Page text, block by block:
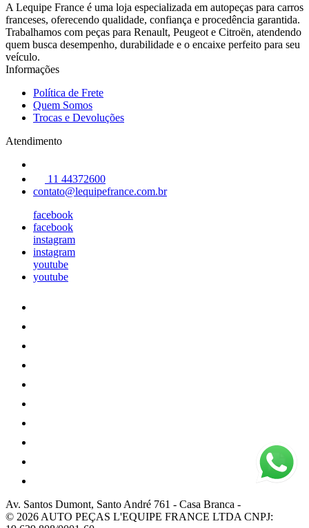
A Lequipe France é uma loja especializada em autopeças para carros
franceses, oferecendo qualidade, confiança e procedência garantida.
Trabalhamos com peças para Renault, Peugeot e Citroën, atendendo
quem busca desempenho, durabilidade e o encaixe perfeito para seu
veículo.
Informações
Política de Frete
Quem Somos
Trocas e Devoluções
Atendimento
11 44372600
contato@lequipefrance.com.br
facebook
facebook
instagram
instagram
youtube
youtube
Av. Santos Dumont, Santo André 761 - Casa Branca -
© 2026 AUTO PEÇAS L'EQUIPE FRANCE LTDA CNPJ: